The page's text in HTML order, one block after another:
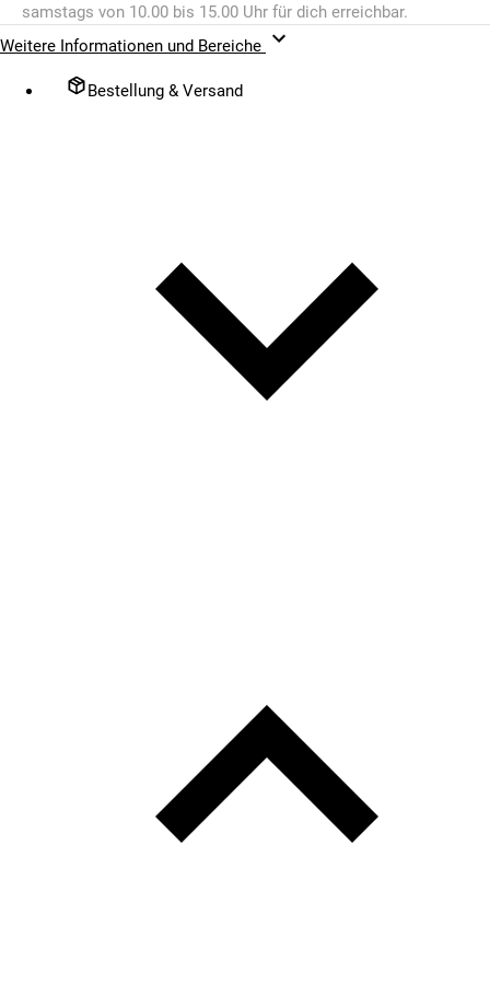
samstags von 10.00 bis 15.00 Uhr für dich erreichbar.
Weitere Informationen und Bereiche
Bestellung & Versand